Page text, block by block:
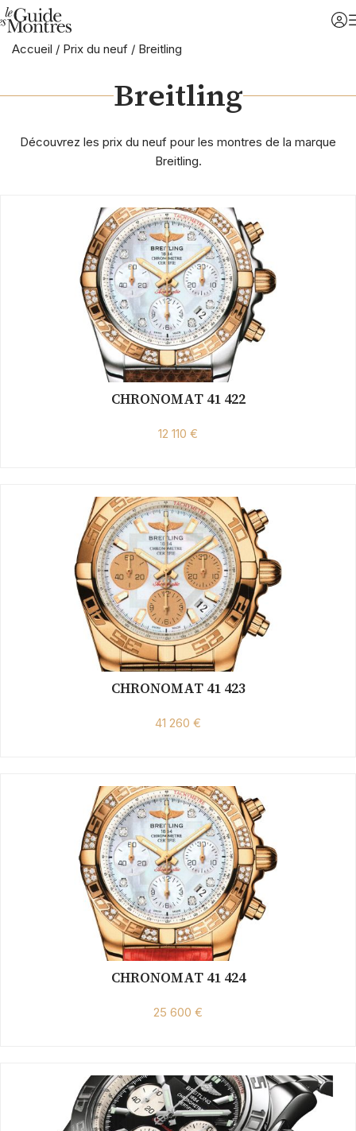
Accueil / Prix du neuf / Breitling
Breitling
Découvrez les prix du neuf pour les montres de la marque
Breitling.
CHRONOMAT 41 422
12 110 €
CHRONOMAT 41 423
41 260 €
CHRONOMAT 41 424
25 600 €